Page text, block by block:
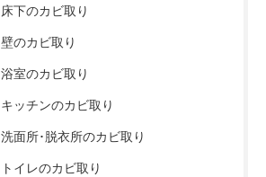
床下のカビ取り
壁のカビ取り
浴室のカビ取り
キッチンのカビ取り
洗面所･脱衣所のカビ取り
トイレのカビ取り